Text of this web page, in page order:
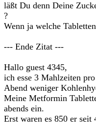
läßt Du denn Deine
?
Wenn ja welche
--- Ende Zitat ---
Hallo guest 4345,
ich esse 3 Mahlzeiten
Abend weniger
Meine Metformin
abends ein.
Erst waren es 850 er seit